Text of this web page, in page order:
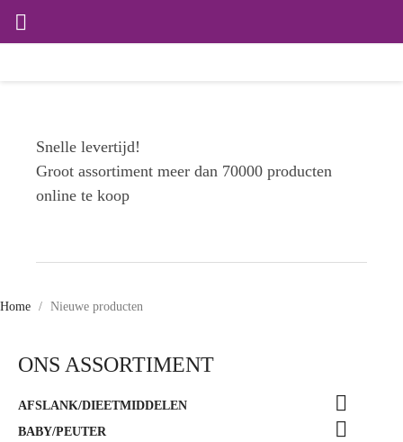

Snelle levertijd!
Groot assortiment meer dan 70000 producten
online te koop
Home Nieuwe producten
ONS ASSORTIMENT
AFSLANK/DIEETMIDDELEN 
BABY/PEUTER 